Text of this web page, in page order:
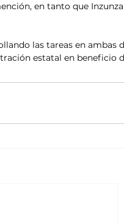
en tanto que
las tareas en ambas
estatal en beneficio